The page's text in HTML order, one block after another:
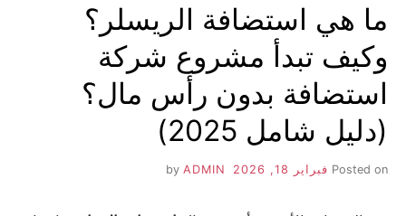
ما هي استضافة الريسلر؟
وكيف تبدأ مشروع شركة
استضافة بدون رأس مال؟
(دليل شامل 2025)
Posted on فبراير 18, 2026 ADMIN